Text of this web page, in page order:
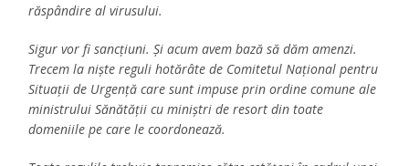
răspândire al virusului.
Sigur vor fi sancțiuni. Și acum avem bază să dăm amenzi.
Trecem la niște reguli hotărâte de Comitetul Național pentru
Situații de Urgență care sunt impuse prin ordine comune ale
ministrului Sănătății cu miniștri de resort din toate
domeniile pe care le coordonează.